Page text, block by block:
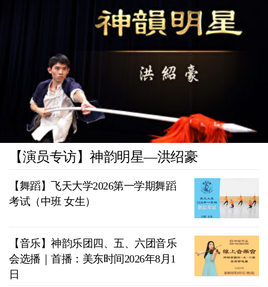
【演员专访】神韵明星—洪绍豪
【舞蹈】飞天大学2026第一学期舞蹈
考试（中班 女生）
【音乐】神韵乐团四、五、六团音乐
会选播｜首播：美东时间2026年8月1
日